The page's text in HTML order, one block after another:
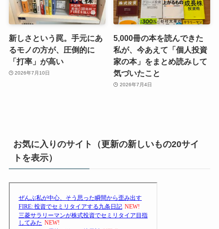
新しさという罠。手元にあ
るモノの方が、圧倒的に
「打率」が高い
2026年7月10日
5,000冊の本を読んできた
私が、今あえて「個人投資
家の本」をまとめ読みして
気づいたこと
2026年7月4日
お気に入りのサイト（更新の新しいもの20サイ
トを表示）